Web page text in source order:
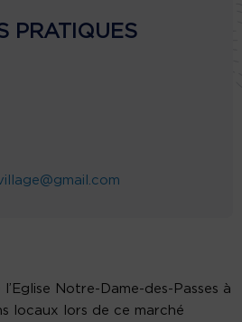
PRATIQUES
Notre-Dame-des-Passes à
locaux lors de ce marché